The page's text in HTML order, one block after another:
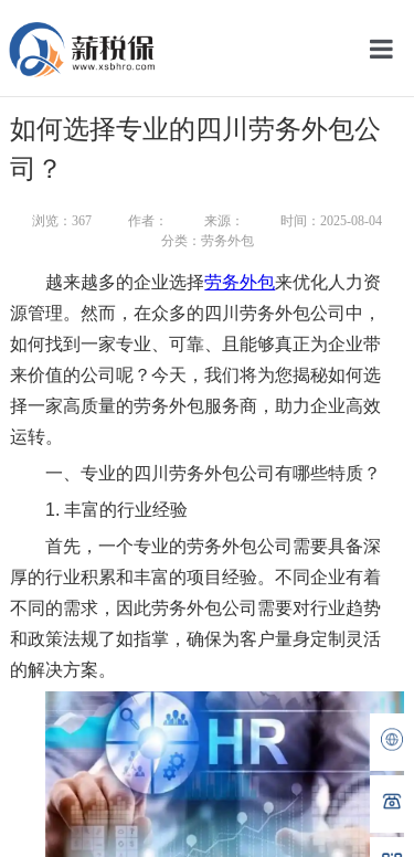
网
如何选择专业的四川劳务外包公
司？
浏览： 367 作者： 来源：
时间：2025-08-04
分类：劳务外包
越来越多的企业选择劳务外包来优化人力资
源管理。然而，在众多的四川劳务外包公司中，
如何找到一家专业、可靠、且能够真正为企业带
来价值的公司呢？今天，我们将为您揭秘如何选
择一家高质量的劳务外包服务商，助力企业高效
运转。
一、专业的四川劳务外包公司有哪些特质？
1. 丰富的行业经验
首先，一个专业的劳务外包公司需要具备深
厚的行业积累和丰富的项目经验。不同企业有着
不同的需求，因此劳务外包公司需要对行业趋势
和政策法规了如指掌，确保为客户量身定制灵活
的解决方案。